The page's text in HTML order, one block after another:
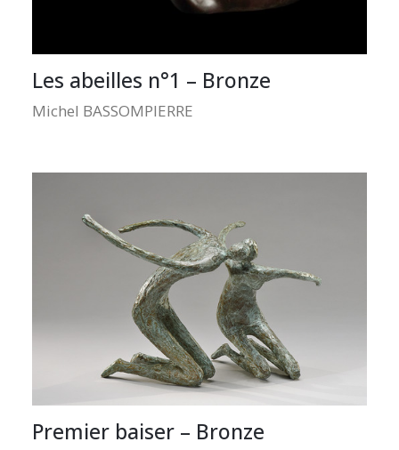
Les abeilles n°1 – Bronze
Michel BASSOMPIERRE
Premier baiser – Bronze